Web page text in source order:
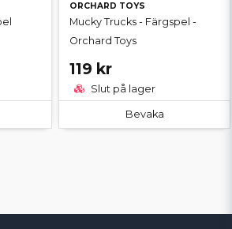
ORCHARD TOYS
Mucky Trucks - Färgspel -
Orchard Toys
119 kr
Slut på lager
Bevaka